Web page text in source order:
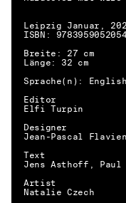
DE → EN
Leipzig Januar,
ISBN:
Breite: 27 cm
Länge: 32 cm
Sprache(n):
Editor
Elfi Turpin
Designer
Jean-Pascal Flavien
Text
Jens Asthoff, Paul
Artist
Natalie Czech